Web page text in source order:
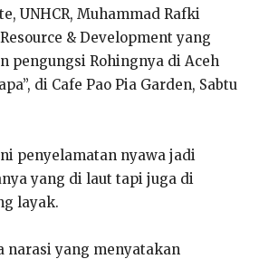
UNHCR, Muhammad Rafki
& Development yang
pengungsi Rohingnya di Aceh
di Cafe Pao Pia Garden, Sabtu
penyelamatan nyawa jadi
yang di laut tapi juga di
layak.
narasi yang menyatakan